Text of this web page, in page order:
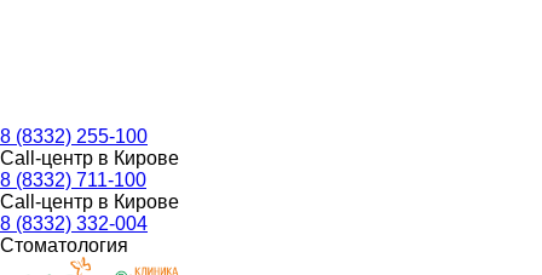
8 (8332) 255-100
Call-центр в Кирове
8 (8332) 711-100
Call-центр в Кирове
8 (8332) 332-004
Стоматология